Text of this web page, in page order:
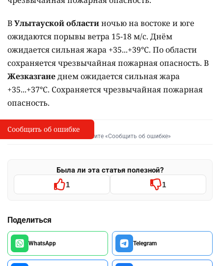
ВУлытауской областиночью на востоке и юге
ожидаются порывы ветра 15-18 м/с. Днём
ожидается сильная жара +35...+39°C. По области
сохраняется чрезвычайная пожарная опасность. В
Жезказганеднем ожидается сильная жара
+35...+37°C. Сохраняется чрезвычайная пожарная
опасность.
I
Сообщить об опечатке
Выделите фрагмент и нажмите «Сообщить об ошибке»
Была ли эта статья полезной?
1 1
Поделиться
WhatsApp Telegram
Сообщить об ошибке